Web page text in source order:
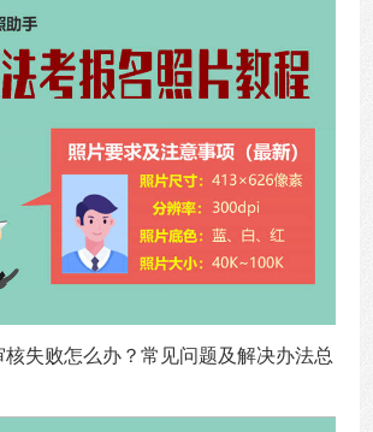
失败怎么办？常见问题及解决办法总